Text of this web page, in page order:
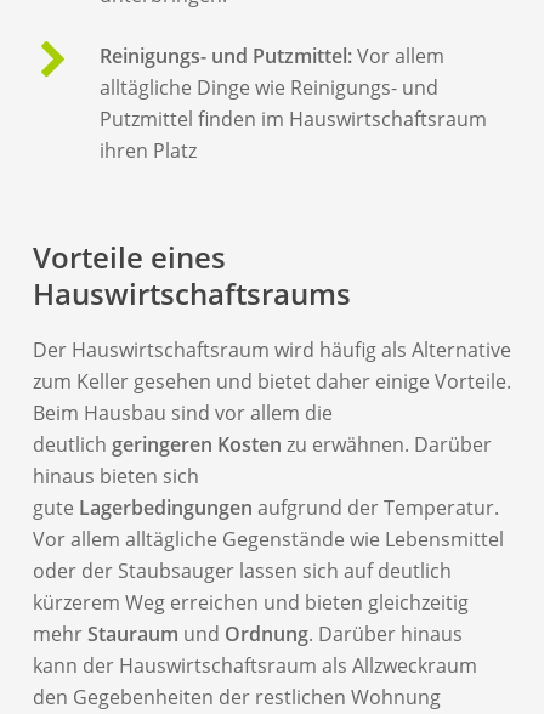
Reinigungs- und Putzmittel:Vor allem
alltägliche Dinge wie Reinigungs- und
Putzmittel finden im Hauswirtschaftsraum
ihren Platz
Vorteile eines
Hauswirtschaftsraums
Der Hauswirtschaftsraum wird häufig als Alternative
zum Keller gesehen und bietet daher einige Vorteile.
Beim Hausbau sind vor allem die
deutlich geringeren Kosten zu erwähnen. Darüber
hinaus bieten sich
gute Lagerbedingungen aufgrund der Temperatur.
Vor allem alltägliche Gegenstände wie Lebensmittel
oder der Staubsauger lassen sich auf deutlich
kürzerem Weg erreichen und bieten gleichzeitig
mehrStauraum und Ordnung. Darüber hinaus
kann der Hauswirtschaftsraum als Allzweckraum
den Gegebenheiten der restlichen Wohnung